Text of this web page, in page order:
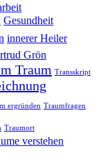
Gesundheit
innerer Heiler
Grön
Traum Transskript
ergründen Traumfragen
Traumort
verstehen